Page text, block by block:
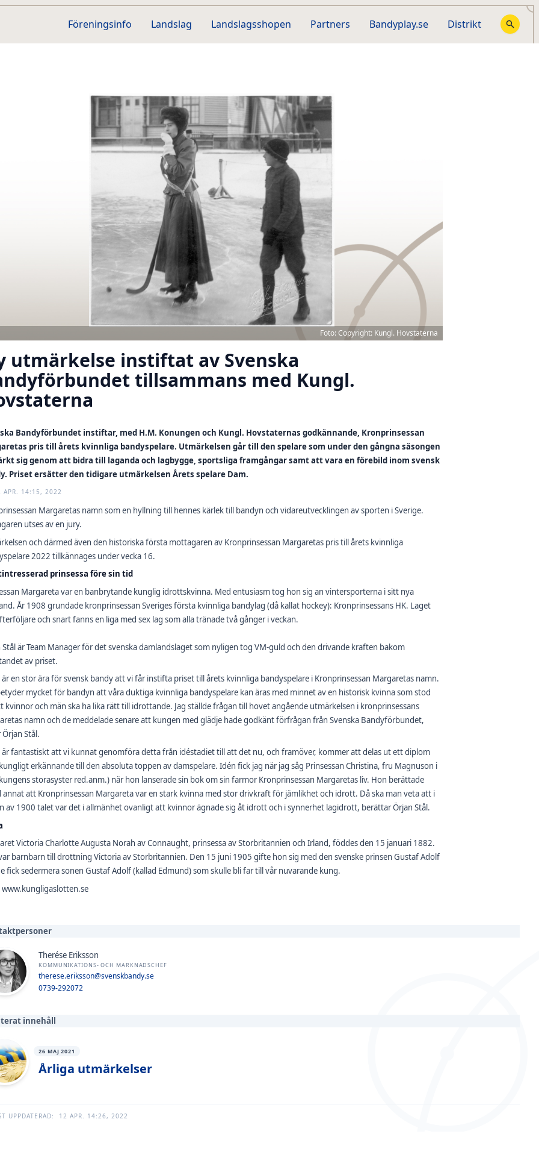
Föreningsinfo Landslag Landslagsshopen Partners Bandyplay.se Distrikt
Foto: Copyright: Kungl. Hovstaterna
utmärkelse instiftat av Svenska
tillsammans med Kungl.
Bandyförbundet instiftar, med H.M. Konungen och Kungl. Hovstaternas godkännande, Kronprinsessan
pris till årets kvinnliga bandyspelare. Utmärkelsen går till den spelare som under den gångna säsongen
sig genom att bidra till laganda och lagbygge, sportsliga framgångar samt att vara en förebild inom svensk
Priset ersätter den tidigare utmärkelsen Årets spelare Dam.
APR. 14:15, 2022
Margaretas namn som en hyllning till hennes kärlek till bandyn och vidareutvecklingen av sporten i Sverige.
utses av en jury.
och därmed även den historiska första mottagaren av Kronprinsessan Margaretas pris till årets kvinnliga
2022 tillkännages under vecka 16.
prinsessa före sin tid
Margareta var en banbrytande kunglig idrottskvinna. Med entusiasm tog hon sig an vintersporterna i sitt nya
År 1908 grundade kronprinsessan Sveriges första kvinnliga bandylag (då kallat hockey): Kronprinsessans HK. Laget
och snart fanns en liga med sex lag som alla tränade två gånger i veckan.
Stål är Team Manager för det svenska damlandslaget som nyligen tog VM-guld och den drivande kraften bakom
av priset.
är en stor ära för svensk bandy att vi får instifta priset till årets kvinnliga bandyspelare i Kronprinsessan Margaretas namn.
mycket för bandyn att våra duktiga kvinnliga bandyspelare kan äras med minnet av en historisk kvinna som stod
kvinnor och män ska ha lika rätt till idrottande. Jag ställde frågan till hovet angående utmärkelsen i kronprinsessans
namn och de meddelade senare att kungen med glädje hade godkänt förfrågan från Svenska Bandyförbundet,
Örjan Stål.
är fantastiskt att vi kunnat genomföra detta från idéstadiet till att det nu, och framöver, kommer att delas ut ett diplom
erkännande till den absoluta toppen av damspelare. Idén fick jag när jag såg Prinsessan Christina, fru Magnuson i
storasyster red.anm.) när hon lanserade sin bok om sin farmor Kronprinsessan Margaretas liv. Hon berättade
annat att Kronprinsessan Margareta var en stark kvinna med stor drivkraft för jämlikhet och idrott. Då ska man veta att i
av 1900 talet var det i allmänhet ovanligt att kvinnor ägnade sig åt idrott och i synnerhet lagidrott, berättar Örjan Stål.
Victoria Charlotte Augusta Norah av Connaught, prinsessa av Storbritannien och Irland, föddes den 15 januari 1882.
barnbarn till drottning Victoria av Storbritannien. Den 15 juni 1905 gifte hon sig med den svenske prinsen Gustaf Adolf
fick sedermera sonen Gustaf Adolf (kallad Edmund) som skulle bli far till vår nuvarande kung.
www.kungligaslotten.se
Therése Eriksson
KOMMUNIKATIONS- OCH MARKNADSCHEF
therese.eriksson@svenskbandy.se
0739-292072
innehåll
26 MAJ 2021
Årliga utmärkelser
UPPDATERAD: 12 APR. 14:26, 2022